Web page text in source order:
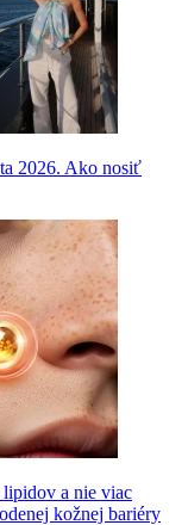
2026. Ako nosiť
a nie viac
kožnej bariéry